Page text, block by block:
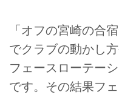
「オフの宮崎の合
でクラブの動かし
フェースローテー
です。その結果フ